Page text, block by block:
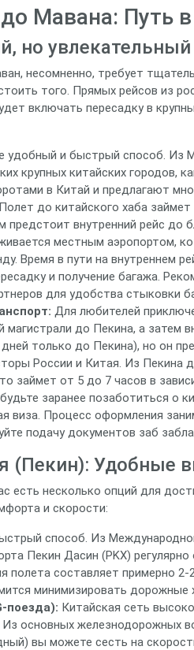
Мавана: Путь
но увлекательный
несомненно, требует
того. Прямых рейсов из
включать пересадку в
удобный и быстрый способ. Из
крупных китайских городов,
в Китай и предлагают
до китайского хаба
предстоит внутренний рейс до
местным аэропортом,
Время в пути на внутреннем
и получение багажа.
для удобства стыковки
Для любителей
магистрали до Пекина, а затем
только до Пекина), но он
России и Китая. Из Пекина
займет от 5 до 7 часов в
заранее позаботиться о
виза. Процесс оформления
подачу документов заб
(Пекин): Удобные
есть несколько опций для
и скорости:
способ. Из
Пекин Дасин (PKX)
полета составляет примерно
минимизировать дорожные
поезда): Китайская сеть
основных железнодорожных
вы можете сесть на